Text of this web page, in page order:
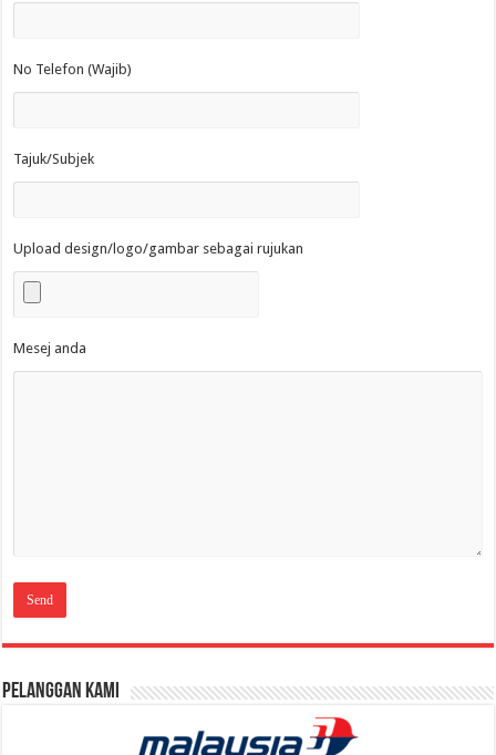
No Telefon (Wajib)
Tajuk/Subjek
Upload design/logo/gambar sebagai rujukan
Mesej anda
Pelanggan Kami